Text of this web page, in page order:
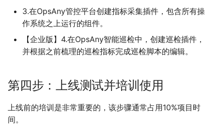
3.在OpsAny管控平台创建指标采集插件，包含所有操
作系统之上运行的组件。
【企业版】4.在OpsAny智能巡检中，创建巡检插件，
并根据之前梳理的巡检指标完成巡检脚本的编辑。
第四步：上线测试并培训使用
上线前的培训是非常重要的，该步骤通常占用10%项目时
间。